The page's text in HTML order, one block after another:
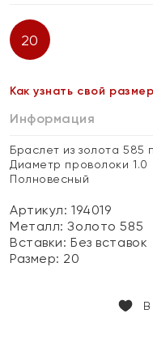
20
Как узнать свой размер
Информация
Браслет из золота
Диаметр проволоки 1.0
Полновесный
Артикул: 194019
Металл:Золото 585
Вставки:Без вставок
Размер: 20